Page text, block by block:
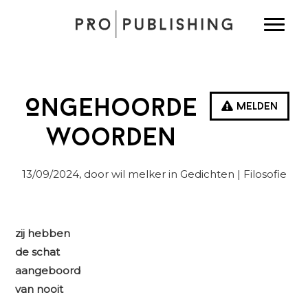
Melden
Ongehoorde
woorden
13/09/2024, door wil melker in Gedichten | Filosofie
zij hebben
de schat
aangeboord
van nooit